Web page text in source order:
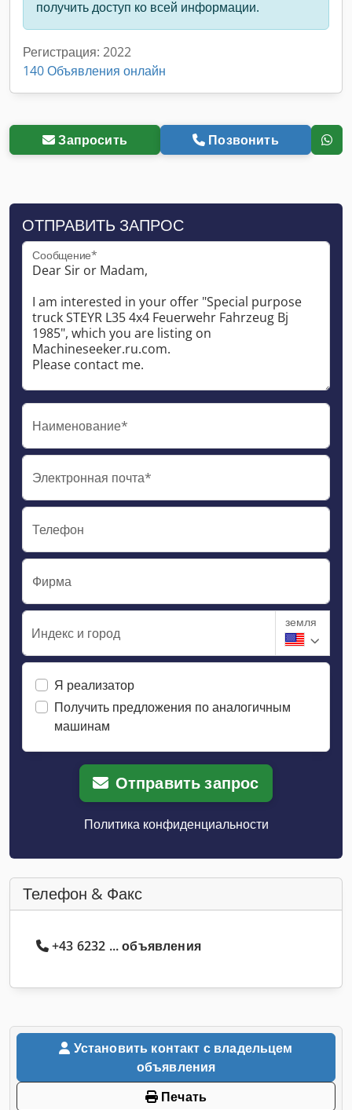
получить доступ ко всей информации.
Регистрация: 2022
140 Объявления онлайн
Запросить Позвонить
ОТПРАВИТЬ ЗАПРОС
Сообщение*
Наименование*
Электронная почта*
Телефон
Фирма
Индекс и город
земля
Я реализатор
Получить предложения по аналогичным
машинам
Отправить запрос
Политика конфиденциальности
Телефон & Факс
+43 6232 ... объявления
объявления
Печать